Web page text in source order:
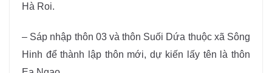
Hà Roi.
– Sáp nhập thôn 03 và thôn Suối Dứa thuộc xã Sông
Hinh để thành lập thôn mới, dự kiến lấy tên là thôn